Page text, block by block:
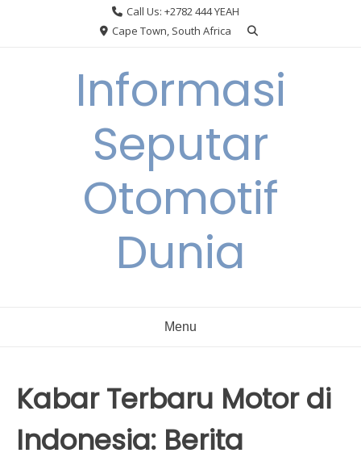
Call Us: +2782 444 YEAH
Cape Town, South Africa
Informasi
Seputar
Otomotif
Dunia
Menu
Kabar Terbaru Motor di
Indonesia: Berita